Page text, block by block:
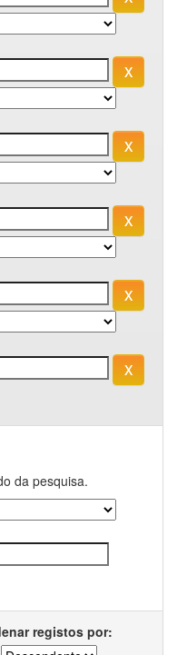
da pesquisa.
registos por: